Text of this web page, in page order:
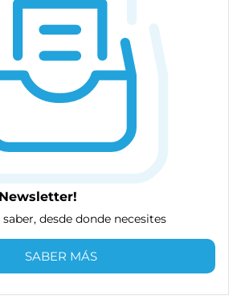
desde donde necesites
SABER MÁS